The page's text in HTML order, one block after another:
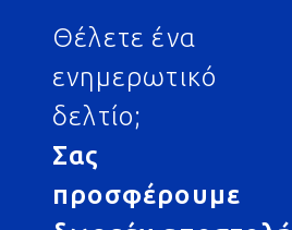
Θέλετε ένα
ενημερωτικό
δελτίο;
Σας
προσφέρουμε